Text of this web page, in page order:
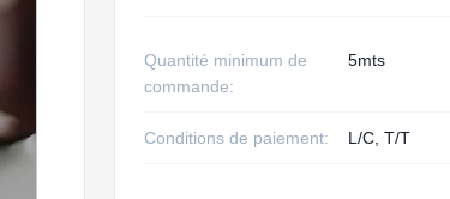
Quantité minimum de
commande:
5mts
Conditions de paiement: L/C, T/T